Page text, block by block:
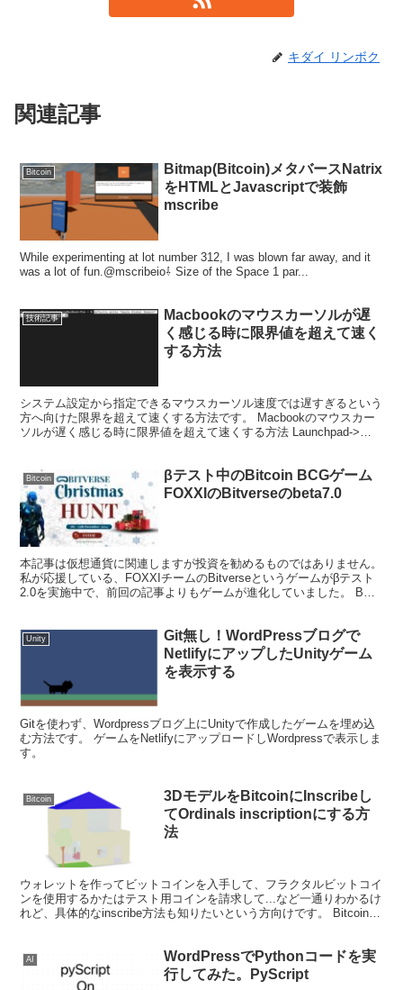
キダイ リンボク
関連記事
Bitcoin
Bitmap(Bitcoin)メタバースNatrix
をHTMLとJavascriptで装飾
mscribe
While experimenting at lot number 312, I was blown far away, and it
was a lot of fun.@mscribeio⇩ Size of the Space 1 par...
技術記事
Macbookのマウスカーソルが遅
く感じる時に限界値を超えて速く
する方法
システム設定から指定できるマウスカーソル速度では遅すぎるという
方へ向けた限界を超えて速くする方法です。 Macbookのマウスカー
ソルが遅く感じる時に限界値を超えて速くする方法 Launchpad->そ
Bitcoin
βテスト中のBitcoin BCGゲーム
FOXXIのBitverseのbeta7.0
本記事は仮想通貨に関連しますが投資を勧めるものではありません。
私が応援している、FOXXIチームのBitverseというゲームがβテスト
2.0を実施中で、前回の記事よりもゲームが進化していました。 BCG
Unity
Git無し！WordPressブログで
NetlifyにアップしたUnityゲーム
を表示する
Gitを使わず、Wordpressブログ上にUnityで作成したゲームを埋め込
む方法です。 ゲームをNetlifyにアップロードしWordpressで表示しま
す。
Bitcoin
3DモデルをBitcoinにInscribeし
てOrdinals inscriptionにする方
法
ウォレットを作ってビットコインを入手して、フラクタルビットコイ
ンを使用するかたはテスト用コインを請求して...など一通りわかるけ
れど、具体的なinscribe方法も知りたいという方向けです。 Bitcoinに
AI
WordPressでPythonコードを実
行してみた。PyScript